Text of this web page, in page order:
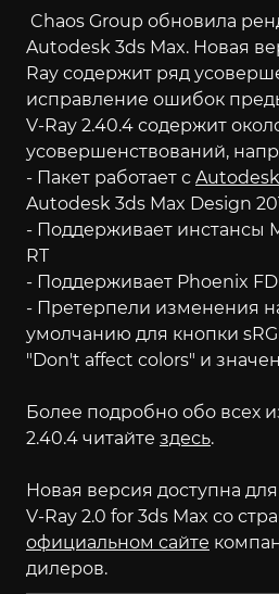
Chaos Group обновила
Autodesk 3ds Max. Новая
Ray содержит ряд
исправление ошибок
V-Ray 2.40.4 содержит
усовершенствований,
- Пакет работает с
Autodesk 3ds Max Design
- Поддерживает инстансы
RT
- Поддерживает Phoenix FD
- Претерпели изменения
умолчанию для кнопки
"Don't affect colors" и
Более подробно обо всех
2.40.4 читайте здесь.
Новая версия доступна
V-Ray 2.0 for 3ds Max со
официальном сайте
дилеров.